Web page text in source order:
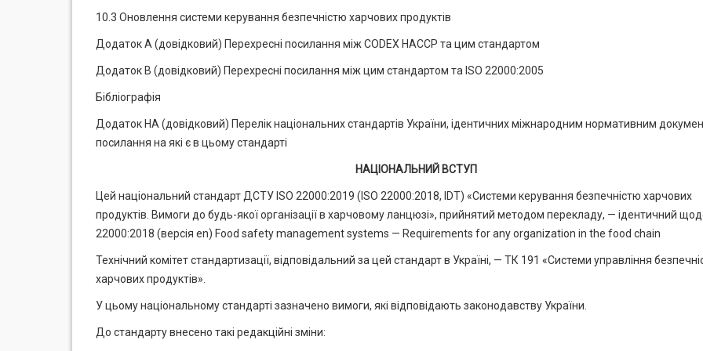
10.3 Оновлення системи керування безпечністю харчових продуктів
Додаток А (довідковий) Перехресні посилання між CODEX НАССР та цим стандартом
Додаток В (довідковий) Перехресні посилання між цим стандартом та ISO 22000:2005
Бібліографія
Додаток НА (довідковий) Перелік національних стандартів України, ідентичних міжнародним нормативним
посилання на які є в цьому стандарті
НАЦІОНАЛЬНИЙ ВСТУП
Цей національний стандарт ДСТУ ISO 22000:2019 (ISO 22000:2018, IDТ) «Системи керування безпечністю харчових
продуктів. Вимоги до будь-якої організації в харчовому ланцюзі», прийнятий методом перекладу, — ідентичний
22000:2018 (версія en) Food safety management systems — Requirements for any organization in the food chain
Технічний комітет стандартизації, відповідальний за цей стандарт в Україні, — ТК 191 «Системи управління
харчових продуктів».
У цьому національному стандарті зазначено вимоги, які відповідають законодавству України.
До стандарту внесено такі редакційні зміни: